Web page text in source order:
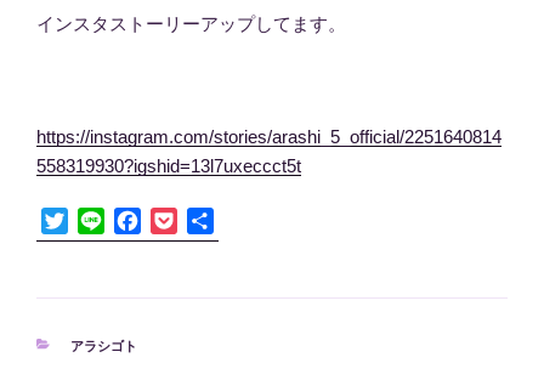
インスタストーリーアップしてます。
https://instagram.com/stories/arashi_5_official/2251640814
558319930?igshid=13l7uxeccct5t
w
t
e
i
e
a
e
o
k
有
カ
アラシゴト